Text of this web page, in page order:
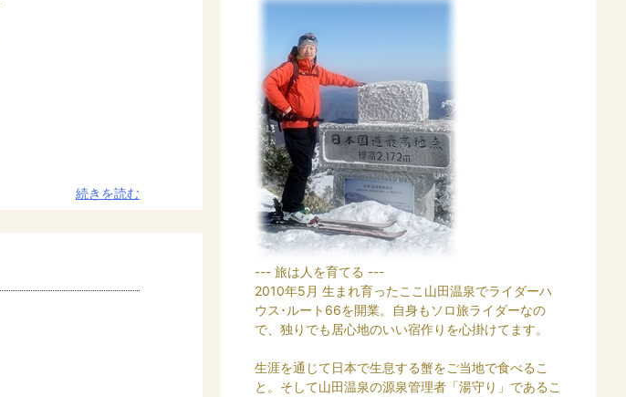
続きを読む
--- 旅は人を育てる ---
2010年5月 生まれ育ったここ山田温泉でライダーハ
ウス･ルート66を開業。自身もソロ旅ライダーなの
で、独りでも居心地のいい宿作りを心掛けてます。
生涯を通じて日本で生息する蟹をご当地で食べるこ
と。そして山田温泉の源泉管理者「湯守り」であるこ